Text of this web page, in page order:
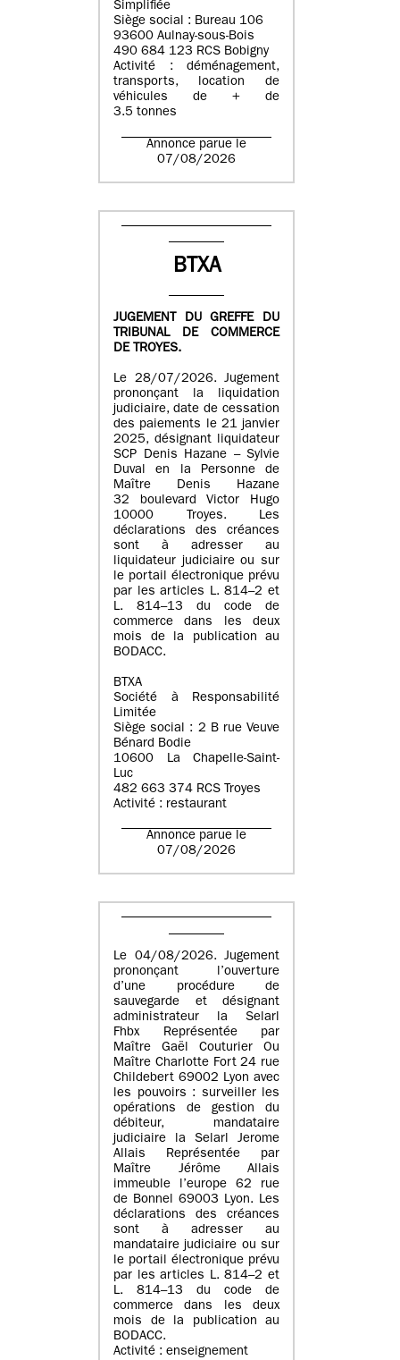
Simplifiée
Siège social : Bureau 106
93600 Aulnay-sous-Bois
490 684 123 RCS Bobigny
Activité : déménagement,
transports, location de
véhicules de + de
3.5 tonnes
Annonce parue le
07/08/2026
BTXA
JUGEMENT DU GREFFE DU
TRIBUNAL DE COMMERCE
DE TROYES.
Le 28/07/2026. Jugement
prononçant la liquidation
judiciaire, date de cessation
des paiements le 21 janvier
2025, désignant liquidateur
SCP Denis Hazane – Sylvie
Duval en la Personne de
Maître Denis Hazane
32 boulevard Victor Hugo
10000 Troyes. Les
déclarations des créances
sont à adresser au
liquidateur judiciaire ou sur
le portail électronique prévu
par les articles L. 814–2 et
L. 814–13 du code de
commerce dans les deux
mois de la publication au
BODACC.
BTXA
Société à Responsabilité
Limitée
Siège social : 2 B rue Veuve
Bénard Bodie
10600 La Chapelle-Saint-
Luc
482 663 374 RCS Troyes
Activité : restaurant
Annonce parue le
07/08/2026
Le 04/08/2026. Jugement
prononçant l’ouverture
d’une procédure de
sauvegarde et désignant
administrateur la Selarl
Fhbx Représentée par
Maître Gaël Couturier Ou
Maître Charlotte Fort 24 rue
Childebert 69002 Lyon avec
les pouvoirs : surveiller les
opérations de gestion du
débiteur, mandataire
judiciaire la Selarl Jerome
Allais Représentée par
Maître Jérôme Allais
immeuble l’europe 62 rue
de Bonnel 69003 Lyon. Les
déclarations des créances
sont à adresser au
mandataire judiciaire ou sur
le portail électronique prévu
par les articles L. 814–2 et
L. 814–13 du code de
commerce dans les deux
mois de la publication au
BODACC.
Activité : enseignement